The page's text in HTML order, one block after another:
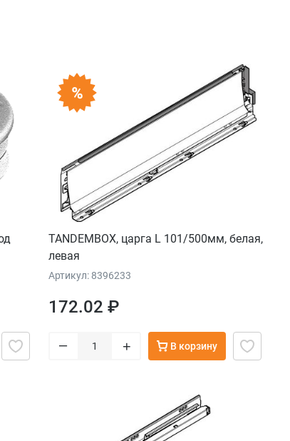
TANDEMBOX, царга L 101/500мм, белая,
левая
Артикул: 8396233
172.02 ₽
– + В корзину